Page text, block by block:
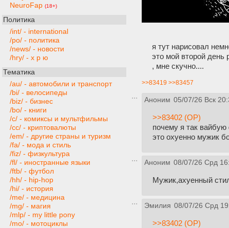
NeuroFap (18+)
Политика
/int/ - international
/po/ - политика
/news/ - новости
/hry/ - х р ю
Тематика
/au/ - автомобили и транспорт
/bi/ - велосипеды
/biz/ - бизнес
/bo/ - книги
/c/ - комиксы и мультфильмы
/cc/ - криптовалюты
/em/ - другие страны и туризм
/fa/ - мода и стиль
/fiz/ - физкультура
/fl/ - иностранные языки
/ftb/ - футбол
/hh/ - hip-hop
/hi/ - история
/me/ - медицина
/mg/ - магия
/mlp/ - my little pony
/mo/ - мотоциклы
я тут нарисовал
это мой второй день
, мне скучно....
>>83419 >>83457
Аноним 05/07/26 Вск
>>83402 (OP)
почему я так вайбую
это охуенно мужик
Аноним 08/07/26 Срд
Мужик,ахуенный
Эмилия 08/07/26 Срд
>>83402 (OP)